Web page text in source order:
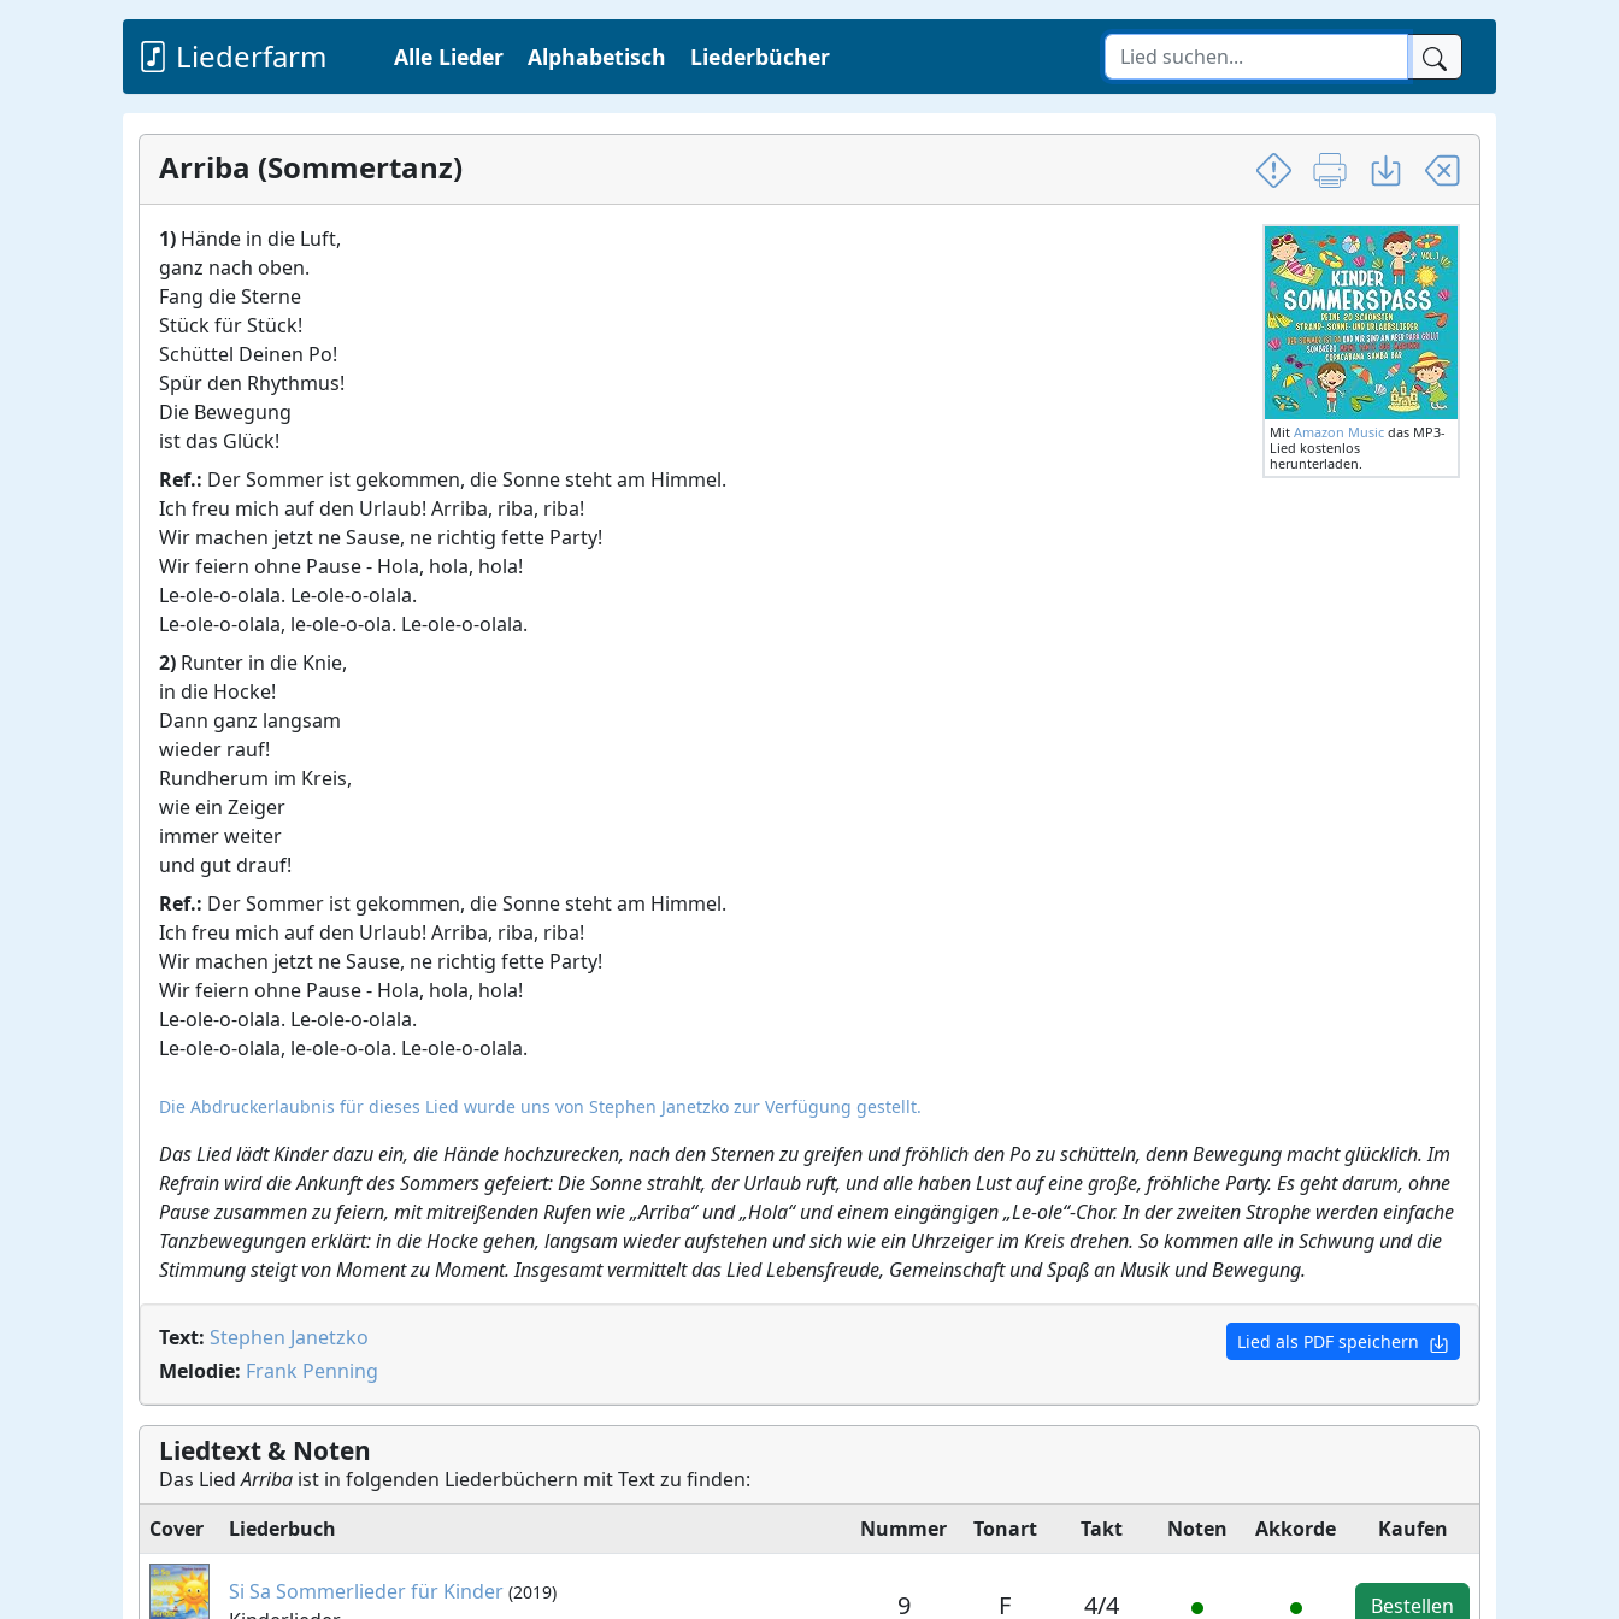
Liederfarm Alle Lieder Alphabetisch Liederbücher
Arriba (Sommertanz)
Mit Amazon Music das MP3-
Lied kostenlos
herunterladen.
1) Hände in die Luft,
ganz nach oben.
Fang die Sterne
Stück für Stück!
Schüttel Deinen Po!
Spür den Rhythmus!
Die Bewegung
ist das Glück!
Ref.: Der Sommer ist gekommen, die Sonne steht am Himmel.
Ich freu mich auf den Urlaub! Arriba, riba, riba!
Wir machen jetzt ne Sause, ne richtig fette Party!
Wir feiern ohne Pause - Hola, hola, hola!
Le-ole-o-olala. Le-ole-o-olala.
Le-ole-o-olala, le-ole-o-ola. Le-ole-o-olala.
2) Runter in die Knie,
in die Hocke!
Dann ganz langsam
wieder rauf!
Rundherum im Kreis,
wie ein Zeiger
immer weiter
und gut drauf!
Ref.: Der Sommer ist gekommen, die Sonne steht am Himmel.
Ich freu mich auf den Urlaub! Arriba, riba, riba!
Wir machen jetzt ne Sause, ne richtig fette Party!
Wir feiern ohne Pause - Hola, hola, hola!
Le-ole-o-olala. Le-ole-o-olala.
Le-ole-o-olala, le-ole-o-ola. Le-ole-o-olala.
Die Abdruckerlaubnis für dieses Lied wurde uns von Stephen Janetzko zur Verfügung gestellt.
Das Lied lädt Kinder dazu ein, die Hände hochzurecken, nach den Sternen zu greifen und fröhlich den Po zu schütteln, denn Bewegung macht glücklich. Im
Refrain wird die Ankunft des Sommers gefeiert: Die Sonne strahlt, der Urlaub ruft, und alle haben Lust auf eine große, fröhliche Party. Es geht darum, ohne
Pause zusammen zu feiern, mit mitreißenden Rufen wie „Arriba“ und „Hola“ und einem eingängigen „Le-ole“-Chor. In der zweiten Strophe werden einfache
Tanzbewegungen erklärt: in die Hocke gehen, langsam wieder aufstehen und sich wie ein Uhrzeiger im Kreis drehen. So kommen alle in Schwung und die
Stimmung steigt von Moment zu Moment. Insgesamt vermittelt das Lied Lebensfreude, Gemeinschaft und Spaß an Musik und Bewegung.
Lied als PDF speichern
Text: Stephen Janetzko
Melodie: Frank Penning
Liedtext & Noten
Das LiedArriba ist in folgenden Liederbüchern mit Text zu finden:
Cover
Liederbuch Nummer Tonart Takt Noten Akkorde Kaufen
Si Sa Sommerlieder für Kinder (2019) 9 F 4/4 Bestellen